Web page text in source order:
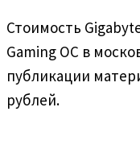
Стоимость
Gaming OC в
публикации
рублей.